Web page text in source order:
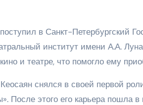
в Санкт-Петербургский
институт имени А.А.
и театре, что помогло ему
снялся в своей первой
После этого его карьера